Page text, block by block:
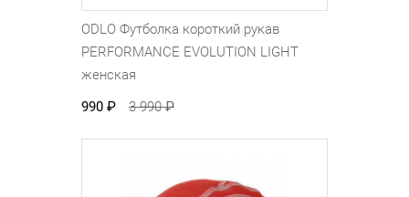
ODLO Футболка короткий рукав
PERFORMANCE EVOLUTION LIGHT
женская
990 ₽ 3 990₽